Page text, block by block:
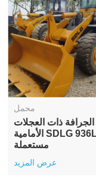
محمل
الجرافة ذات العجلات
الأمامية SDLG 936L
مستعملة
عرض المزيد